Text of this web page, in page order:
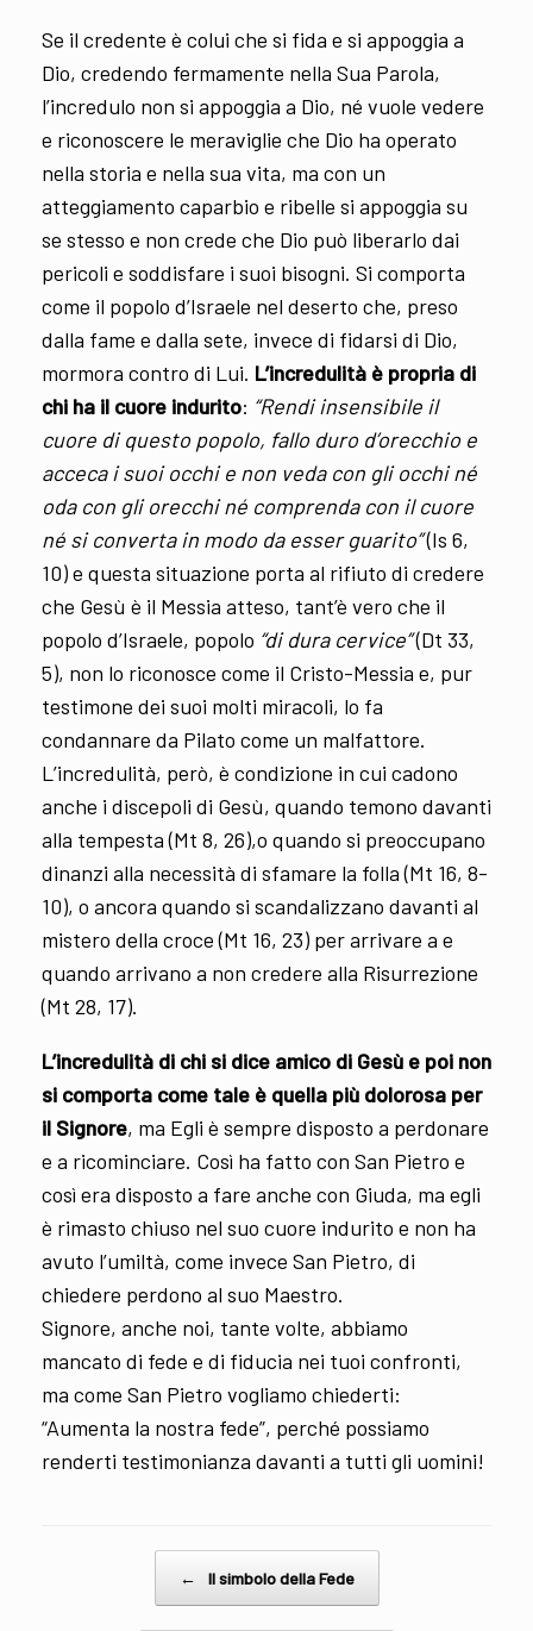
Se il credente è colui che si fida e si appoggia a
Dio, credendo fermamente nella Sua Parola,
l’incredulo non si appoggia a Dio, né vuole vedere
e riconoscere le meraviglie che Dio ha operato
nella storia e nella sua vita, ma con un
atteggiamento caparbio e ribelle si appoggia su
se stesso e non crede che Dio può liberarlo dai
pericoli e soddisfare i suoi bisogni. Si comporta
come il popolo d’Israele nel deserto che, preso
dalla fame e dalla sete, invece di fidarsi di Dio,
mormora contro di Lui. L’incredulità è propria di
chi ha il cuore indurito: “Rendi insensibile il
cuore di questo popolo, fallo duro d’orecchio e
acceca i suoi occhi e non veda con gli occhi né
oda con gli orecchi né comprenda con il cuore
né si converta in modo da esser guarito”(Is 6,
10) e questa situazione porta al rifiuto di credere
che Gesù è il Messia atteso, tant’è vero che il
popolo d’Israele, popolo “di dura cervice”(Dt 33,
5), non lo riconosce come il Cristo-Messia e, pur
testimone dei suoi molti miracoli, lo fa
condannare da Pilato come un malfattore.
L’incredulità, però, è condizione in cui cadono
anche i discepoli di Gesù, quando temono davanti
alla tempesta (Mt 8, 26),o quando si preoccupano
dinanzi alla necessità di sfamare la folla (Mt 16, 8-
10), o ancora quando si scandalizzano davanti al
mistero della croce (Mt 16, 23) per arrivare a e
quando arrivano a non credere alla Risurrezione
(Mt 28, 17).
L’incredulità di chi si dice amico di Gesù e poi non
si comporta come tale è quella più dolorosa per
il Signore, ma Egli è sempre disposto a perdonare
e a ricominciare. Così ha fatto con San Pietro e
così era disposto a fare anche con Giuda, ma egli
è rimasto chiuso nel suo cuore indurito e non ha
avuto l’umiltà, come invece San Pietro, di
chiedere perdono al suo Maestro.
Signore, anche noi, tante volte, abbiamo
mancato di fede e di fiducia nei tuoi confronti,
ma come San Pietro vogliamo chiederti:
“Aumenta la nostra fede”, perché possiamo
renderti testimonianza davanti a tutti gli uomini!
← Il simbolo della Fede